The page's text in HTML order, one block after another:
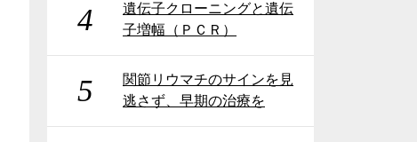
4
遺伝子クローニングと遺伝
子増幅（ＰＣＲ）
5
関節リウマチのサインを見
逃さず、早期の治療を